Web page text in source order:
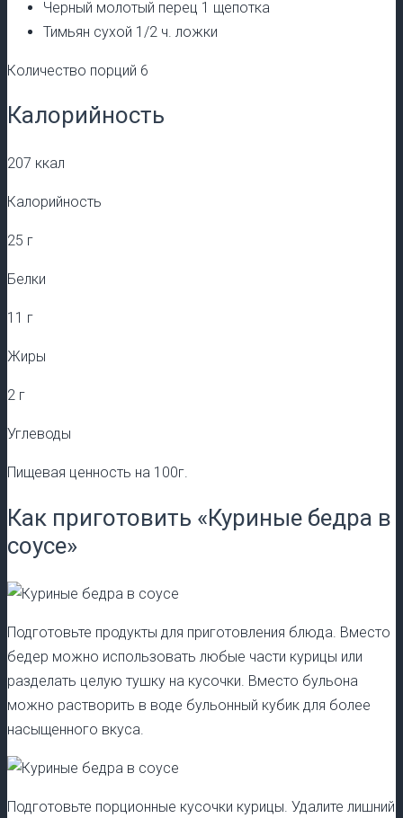
Черный молотый перец 1 щепотка
Тимьян сухой 1/2 ч. ложки
Количество порций 6
Калорийность
207 ккал
Калорийность
25 г
Белки
11 г
Жиры
2 г
Углеводы
Пищевая ценность на 100г.
Как приготовить «Куриные бедра в
соусе»
Подготовьте продукты для приготовления блюда. Вместо
бедер можно использовать любые части курицы или
разделать целую тушку на кусочки. Вместо бульона
можно растворить в воде бульонный кубик для более
насыщенного вкуса.
Подготовьте порционные кусочки курицы. Удалите лишний